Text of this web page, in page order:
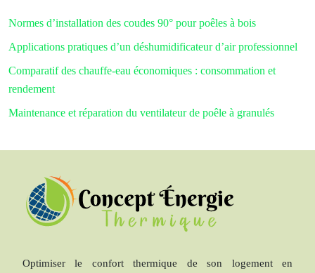
Normes d’installation des coudes 90° pour poêles à bois
Applications pratiques d’un déshumidificateur d’air professionnel
Comparatif des chauffe-eau économiques : consommation et
rendement
Maintenance et réparation du ventilateur de poêle à granulés
Optimiser le confort thermique de son logement en